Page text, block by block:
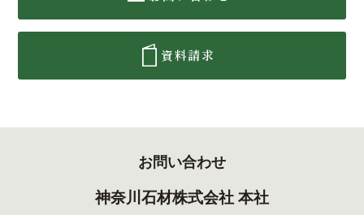
資料請求
お問い合わせ
神奈川石材株式会社 本社